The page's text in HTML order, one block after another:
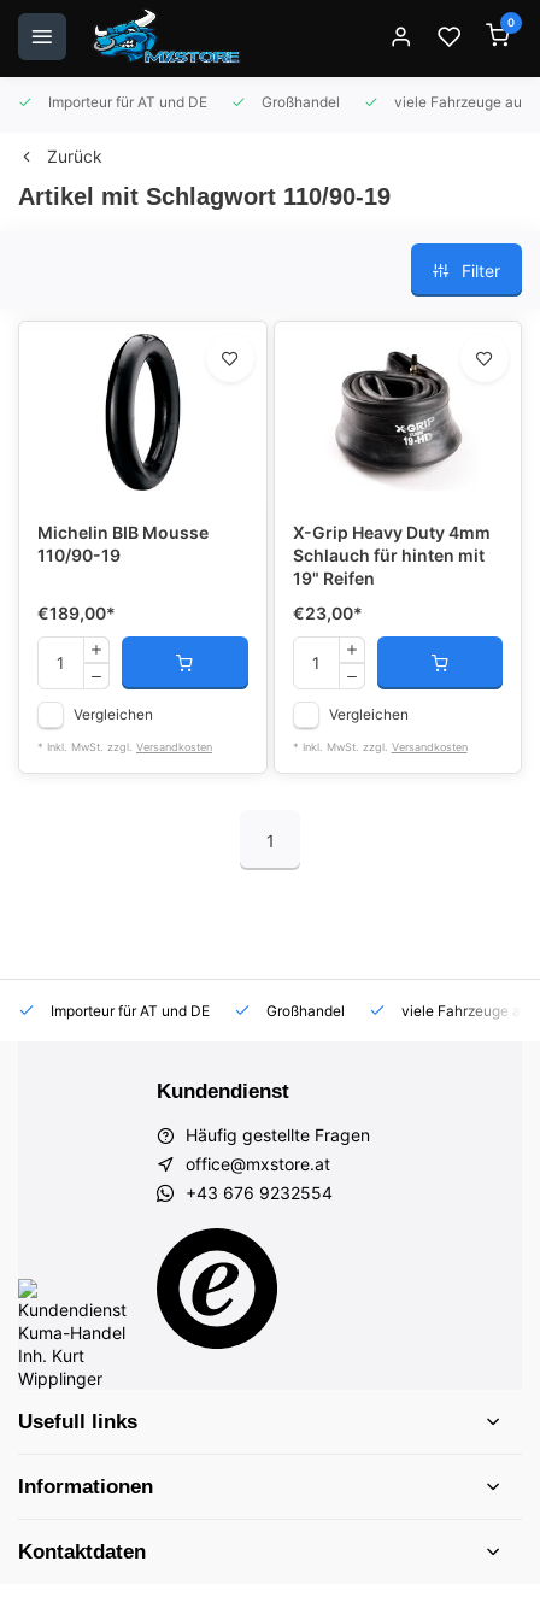
0
Importeur für AT und DE Großhandel viele Fahrzeuge auf
Zurück
Artikel mit Schlagwort 110/90-19
Filter
Michelin BIB Mousse
110/90-19
€189,00*
Vergleichen
* Inkl. MwSt. zzgl. Versandkosten
X-Grip Heavy Duty 4mm
Schlauch für hinten mit
19" Reifen
€23,00*
Vergleichen
* Inkl. MwSt. zzgl. Versandkosten
1
Importeur für AT und DE Großhandel viele Fahrzeuge auf
Kundendienst
Häufig gestellte Fragen
office@mxstore.at
+43 676 9232554
Usefull links
Informationen
Kontaktdaten